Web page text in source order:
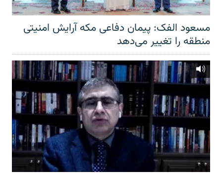
مسعود الفک: پیمان دفاعی مکه آرایش امنیتی
منطقه را تغییر می‌دهد